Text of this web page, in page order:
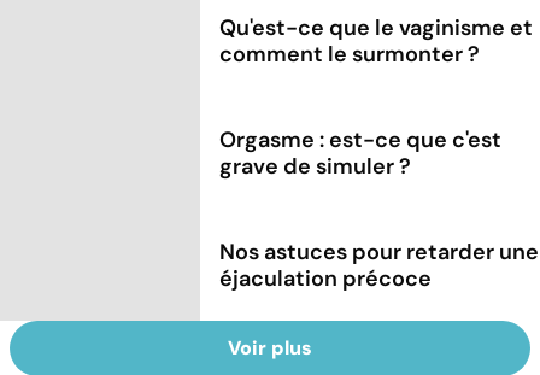
Qu'est-ce que le vaginisme et
comment le surmonter ?
Orgasme : est-ce que c'est
grave de simuler ?
Nos astuces pour retarder une
éjaculation précoce
Voir plus